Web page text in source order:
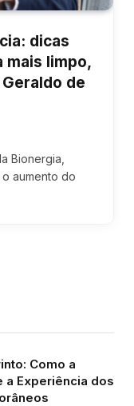
dicas
mais limpo,
de
Bionergia,
aumento do
Como a
a Experiência dos